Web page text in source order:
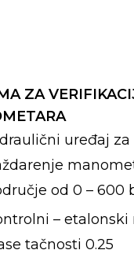
ZA
uređaj
od 0 – 600
–
tačnosti 0.25